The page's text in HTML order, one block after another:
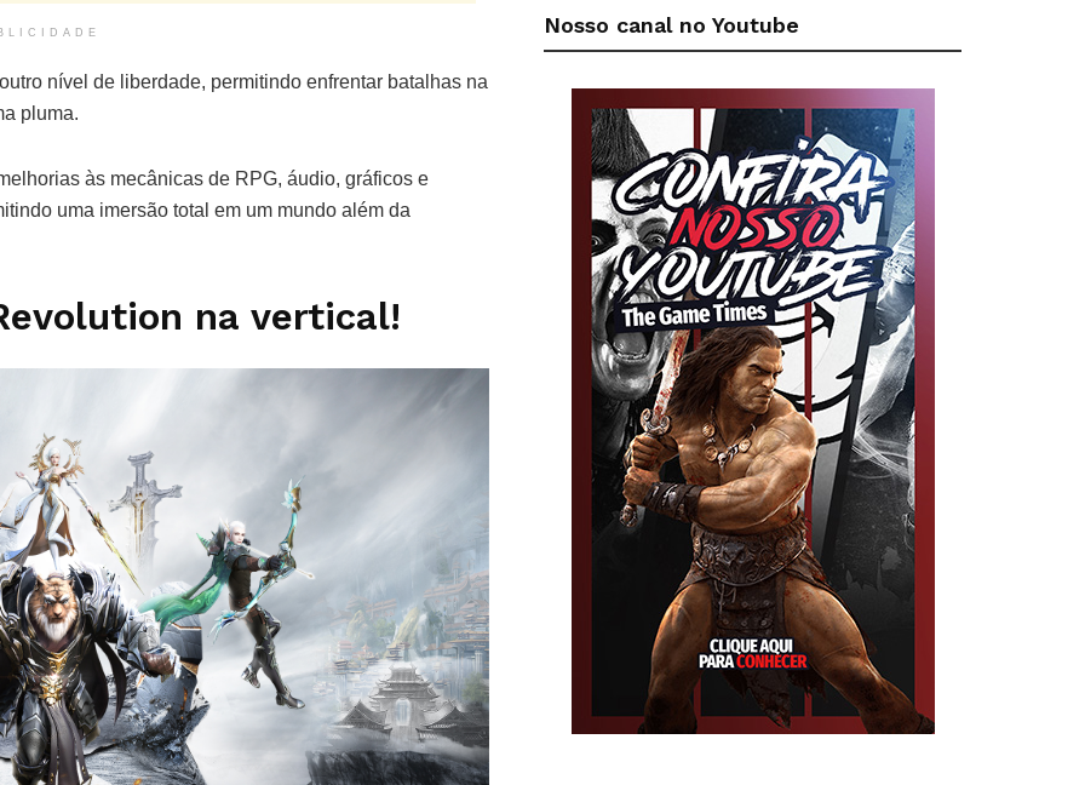
nível de liberdade, permitindo enfrentar batalhas na
pluma.
às mecânicas de RPG, áudio, gráficos e
uma imersão total em um mundo além da
na vertical!
Nosso canal no Youtube